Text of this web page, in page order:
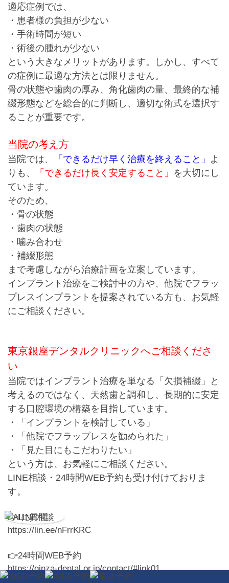
適応症例では、
・ 患者様の負担が少ない
・手術時間が短い
・術後の腫れが少ない
という大きなメリットがあります。
しかし、すべて
の症例に最適な方法とは限りません。
骨の状態や歯肉の厚み、角化歯肉の量、最終的な補
綴形態などを総合的に判断し、適切な術式を選択す
ることが重要です。
当院の考え方
当院では、 「できるだけ早く治療を終えること」 よ
りも、
「できるだけ長く安定すること」 を大切にし
ています。
そのため、
・骨の状態
・歯肉の状態
・噛み合わせ
・補綴形態
まで考慮しながら治療計画を立案しています。
インプラント治療をご検討中の方や、他院でフラッ
プレスインプラントを提案されている方も、お気軽
にご相談ください。
東京銀座デンタルクリニックへご相談くださ
い
当院ではインプラント治療を単なる「欠損補綴」と
考えるのではなく、 天然歯と調和し、長期的に安定
する口腔環境の構築を目指しています。
・「インプラントを検討している」
・「他院でフラップレスを勧められた」
・「見た目にもこだわりたい」
という方は、お気軽にご相談ください。
LINE相談・24時間WEB予約も受け付けておりま
す。
👉LINE相談
https://lin.ee/nFrrKRC
👉24時間WEB予約
https://ginza-dental.or.jp/contact/#link01